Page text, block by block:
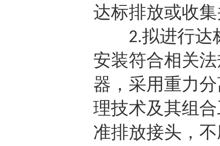
达标排放或收
2.拟进行达
安装符合相关
器，采用重力
理技术及其组
准排放接头，